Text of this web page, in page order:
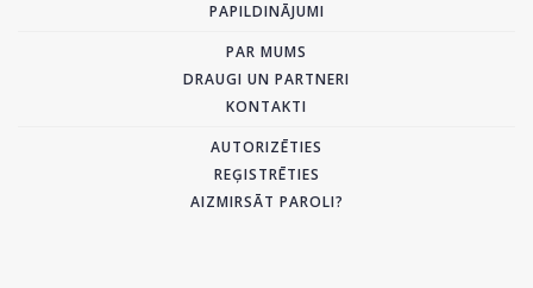
PAPILDINĀJUMI
PAR MUMS
DRAUGI UN PARTNERI
KONTAKTI
AUTORIZĒTIES
REĢISTRĒTIES
AIZMIRSĀT PAROLI?